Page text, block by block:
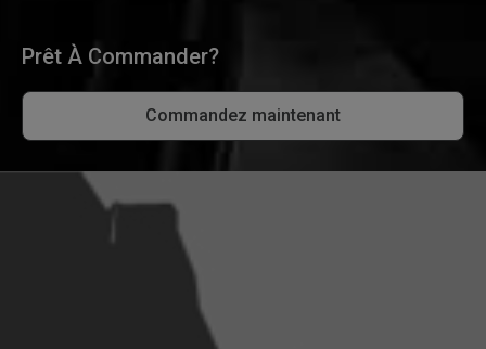
Prêt À Commander?
Commandez maintenant